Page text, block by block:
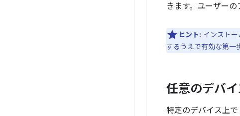
きます。ユーザー
ヒント: インスト
するうえで有効な第一
任意のデバ
特定のデバイス上